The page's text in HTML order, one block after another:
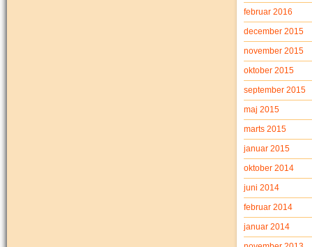
februar 2016
december 2015
november 2015
oktober 2015
september 2015
maj 2015
marts 2015
januar 2015
oktober 2014
juni 2014
februar 2014
januar 2014